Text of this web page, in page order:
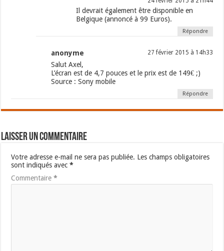
Il devrait également être disponible en
Belgique (annoncé à 99 Euros).
Répondre
anonyme 27 février 2015 à 14h33
Salut Axel,
L’écran est de 4,7 pouces et le prix est de 149€ ;)
Source : Sony mobile
Répondre
Laisser un commentaire
Votre adresse e-mail ne sera pas publiée. Les champs obligatoires
sont indiqués avec*
Commentaire*